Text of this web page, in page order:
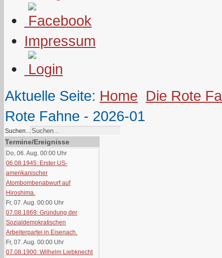
Impressum
Aktuelle Seite: Home Die Rote
Rote Fahne - 2026-01
Suchen...
Termine/Ereignisse
Do, 06. Aug. 00:00 Uhr
06.08.1945: Erster US-
amerikanischer
Atombombenabwurf auf
Hiroshima.
Fr, 07. Aug. 00:00 Uhr
07.08.1869: Gründung der
Sozialdemokratischen
Arbeiterpartei in Eisenach.
Fr, 07. Aug. 00:00 Uhr
07.08.1900: Wilhelm Liebknecht